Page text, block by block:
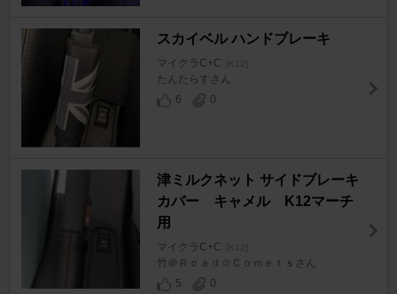
スカイベル ハンドブレーキ
マイクラC+C [K12]
たんたらすさん
6
0
津ミルクネット サイドブレーキ
カバー キャメル K12マーチ
用
マイクラC+C [K12]
竹＠Ｒｏａｄ☆Ｃｏｍｅｔｓさん
5
0